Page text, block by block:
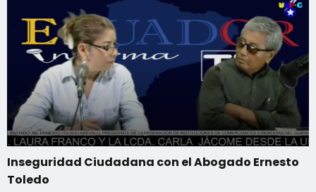
Inseguridad Ciudadana con el Abogado Ernesto
Toledo